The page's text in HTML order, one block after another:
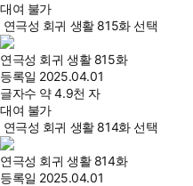
대여 불가
연극성 회귀 생활 815화 선택
연극성 회귀 생활 815화
등록일 2025.04.01
글자수 약 4.9천 자
대여 불가
연극성 회귀 생활 814화 선택
연극성 회귀 생활 814화
등록일 2025.04.01